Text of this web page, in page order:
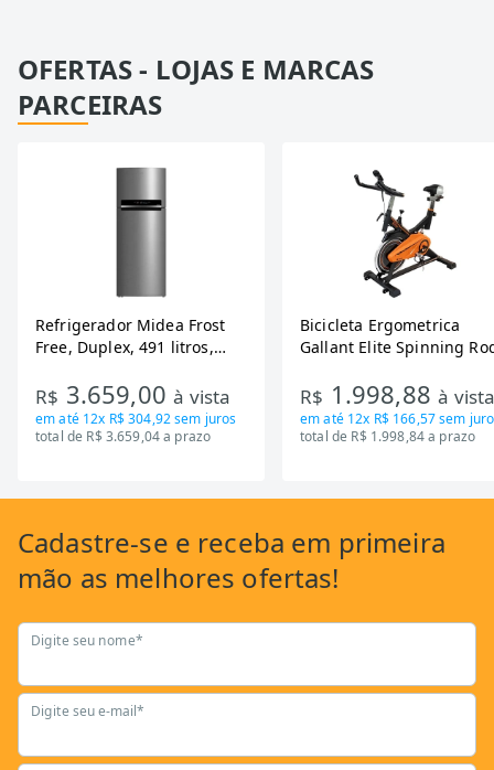
OFERTAS - LOJAS E MARCAS
PARCEIRAS
Refrigerador Midea Frost
Free, Duplex, 491 litros,
RT650EVK463)
R$ 3.659,00à vista
em até 12x R$ 304,92sem juros
total de R$ 3.659,04 a prazo
Bicicleta Ergometrica
Gallant Elite Spinning
Mecanica GSB13HBTA-PT
R$ 1.998,88à
em até 12x R$ 166,57sem
total de R$ 1.998,84 a prazo
Cadastre-se e receba em primeira
mão as melhores ofertas!
Digite seu nome*
Digite seu e-mail*